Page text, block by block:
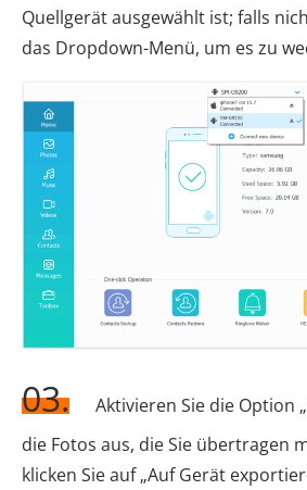
Quellgerät ausgewählt ist; falls
das Dropdown-Menü, um es zu
03.
Aktivieren Sie die Option
die Fotos aus, die Sie übertragen
klicken Sie auf „Auf Gerät